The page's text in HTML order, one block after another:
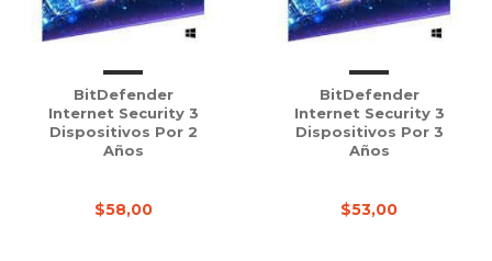
BitDefender
Internet Security 3
Dispositivos Por 2
Años
$58,00
BitDefender
Internet Security 3
Dispositivos Por 3
Años
$53,00